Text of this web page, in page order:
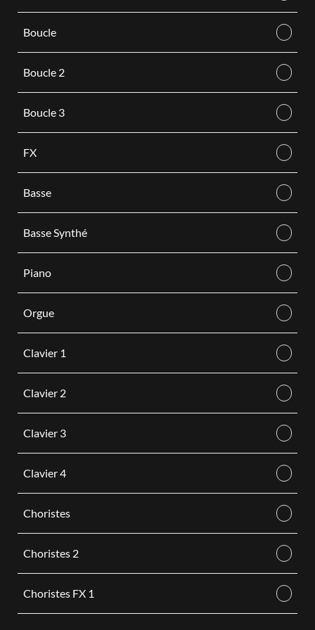
Boucle
Boucle 2
Boucle 3
FX
Basse
Basse Synthé
Piano
Orgue
Clavier 1
Clavier 2
Clavier 3
Clavier 4
Choristes
Choristes 2
Choristes FX 1